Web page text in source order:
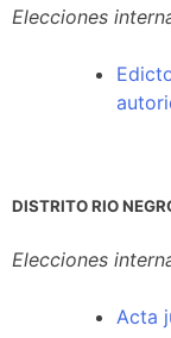
Elecciones
DISTRITO RIO
Elecciones
Acta